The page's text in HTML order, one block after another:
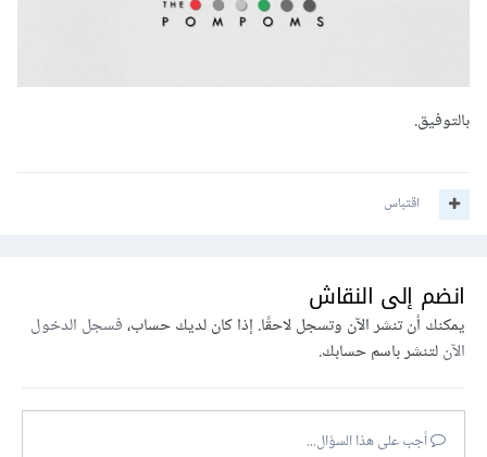
بالتوفيق.
اقتباس
انضم إلى النقاش
يمكنك أن تنشر الآن وتسجل لاحقًا. إذا كان لديك حساب،فسجل الدخول
الآنلتنشر باسم حسابك.
أجب على هذا السؤال...